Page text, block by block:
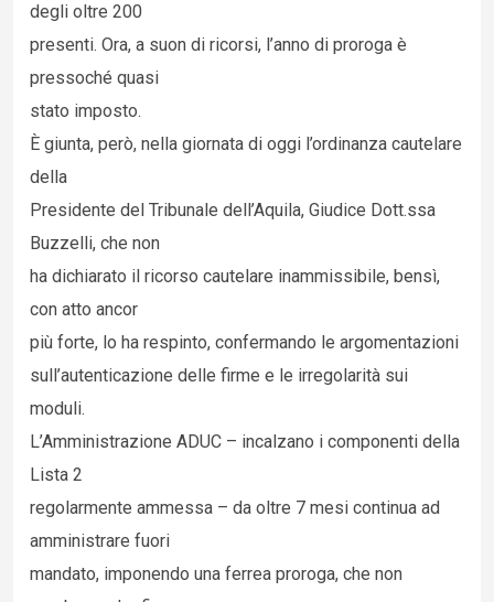
degli oltre 200
presenti. Ora, a suon di ricorsi, l’anno di proroga è
pressoché quasi
stato imposto.
È giunta, però, nella giornata di oggi l’ordinanza cautelare
della
Presidente del Tribunale dell’Aquila, Giudice Dott.ssa
Buzzelli, che non
ha dichiarato il ricorso cautelare inammissibile, bensì,
con atto ancor
più forte, lo ha respinto, confermando le argomentazioni
sull’autenticazione delle firme e le irregolarità sui
moduli.
L’Amministrazione ADUC – incalzano i componenti della
Lista 2
regolarmente ammessa – da oltre 7 mesi continua ad
amministrare fuori
mandato, imponendo una ferrea proroga, che non